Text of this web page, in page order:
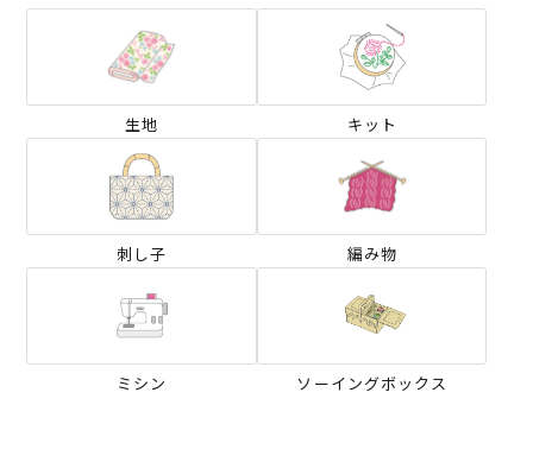
生地 キット
刺し子 編み物
ミシン ソーイングボックス